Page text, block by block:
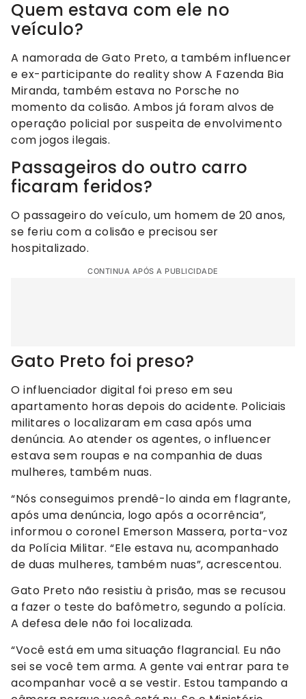
Quem estava com ele no
veículo?
A namorada de Gato Preto, a também influencer
e ex-participante do reality show A Fazenda Bia
Miranda, também estava no Porsche no
momento da colisão. Ambos já foram alvos de
operação policial por suspeita de envolvimento
com jogos ilegais.
Passageiros do outro carro
ficaram feridos?
O passageiro do veículo, um homem de 20 anos,
se feriu com a colisão e precisou ser
hospitalizado.
CONTINUA APÓS A PUBLICIDADE
Gato Preto foi preso?
O influenciador digital foi preso em seu
apartamento horas depois do acidente. Policiais
militares o localizaram em casa após uma
denúncia. Ao atender os agentes, o influencer
estava sem roupas e na companhia de duas
mulheres, também nuas.
“Nós conseguimos prendê-lo ainda em flagrante,
após uma denúncia, logo após a ocorrência”,
informou o coronel Emerson Massera, porta-voz
da Polícia Militar. “Ele estava nu, acompanhado
de duas mulheres, também nuas”, acrescentou.
Gato Preto não resistiu à prisão, mas se recusou
a fazer o teste do bafômetro, segundo a polícia.
A defesa dele não foi localizada.
“Você está em uma situação flagrancial. Eu não
sei se você tem arma. A gente vai entrar para te
acompanhar você a se vestir. Estou tampando a